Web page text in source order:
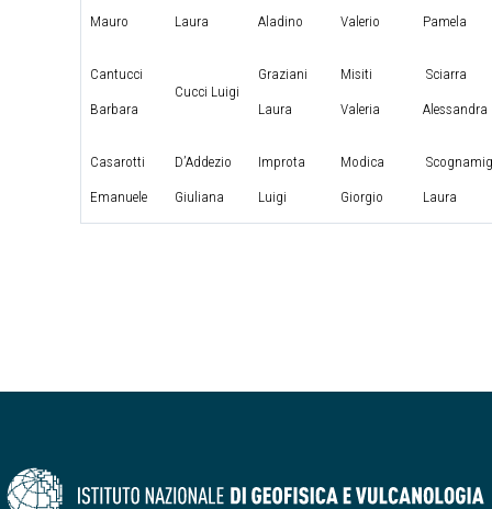
Mauro Laura Aladino Valerio Pamela
Cantucci
Barbara
Cucci Luigi
Graziani
Laura
Misiti
Valeria
Sciarra
Alessandra
Casarotti
Emanuele
D’Addezio
Giuliana
Improta
Luigi
Modica
Giorgio Laura